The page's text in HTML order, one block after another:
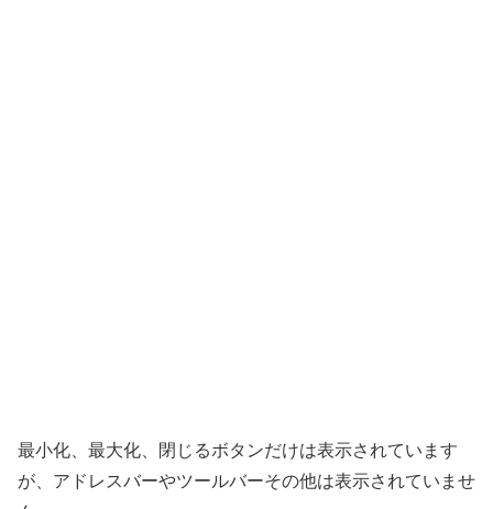
最小化、最大化、閉じるボタンだけは表示されています
が、アドレスバーやツールバーその他は表示されていませ